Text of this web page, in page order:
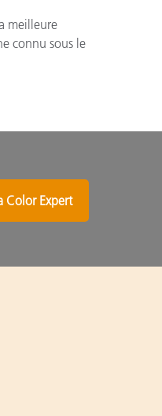
meilleure
connu sous le
Color Expert